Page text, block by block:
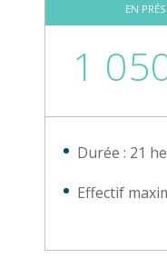
EN
1
Durée : 21
Effectif